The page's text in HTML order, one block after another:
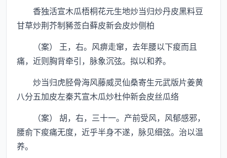
香独活宣木瓜梧桐花元生地炒当归炒丹皮黑料豆
甘草炒荆芥制豨莶白藓皮新会皮炒侧柏
（案） 王，右。风痹走窜，去年腰以下痠而且
痛，近则胸背牵引，脉象沉弦。拟以和养。
炒当归虎胫骨海风藤威灵仙桑寄生元武版片姜黄
八分五加皮左秦艽宣木瓜炒杜仲新会皮丝瓜络
（案） 胡，右，三十一。产前受风，风郁感邪，
腰俞下痠痛无度，近乎半身不遂，脉见细弦。治以温
养。